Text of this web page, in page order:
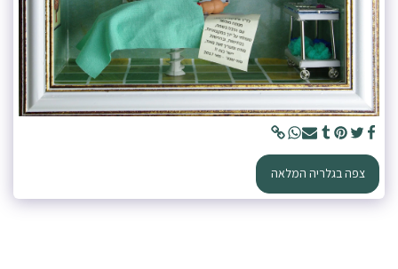
צפה בגלריה המלאה